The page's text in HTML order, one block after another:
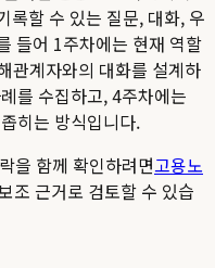
록할 수 있는 질문, 대화, 우
들어 1주차에는 현재 역할
관계자와의 대화를 설계하
를 수집하고, 4주차에는
히는 방식입니다.
을 함께 확인하려면고용노
조 근거로 검토할 수 있습